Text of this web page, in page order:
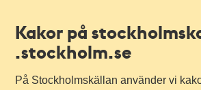
Kakor på
.stockholm.se
På Stockholmskällan använder vi